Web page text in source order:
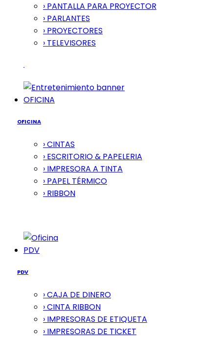
› PANTALLA PARA PROYECTOR
› PARLANTES
› PROYECTORES
› TELEVISORES
OFICINA
OFICINA
› CINTAS
› ESCRITORIO & PAPELERIA
› IMPRESORA A TINTA
› PAPEL TÉRMICO
› RIBBON
PDV
PDV
› CAJA DE DINERO
› CINTA RIBBON
› IMPRESORAS DE ETIQUETA
› IMPRESORAS DE TICKET